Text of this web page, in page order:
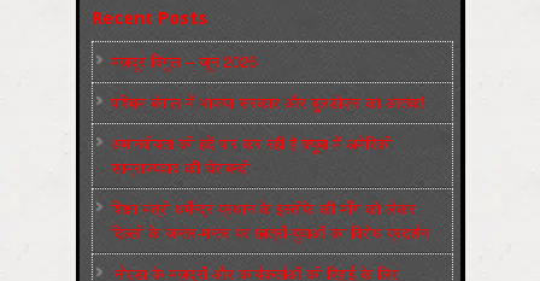
Recent Posts
मज़दूर बिगुल – जून 2026
पश्चिम बंगाल में भाजपा सरकार और बुलडोज़र का आतंक!
अमानवीयता की हदें पार कर रही है क्यूबा में अमेरिकी
साम्राज्यवाद की घेराबन्दी
शिक्षा मंत्री धर्मेन्द्र प्रधान के इस्तीफ़े की माँग को लेकर
दिल्ली के जन्तर-मन्तर पर छात्रों-युवाओं का विरोध प्रदर्शन
‘नोएडा के मज़दूरों और कार्यकर्ताओं की रिहाई के लिए